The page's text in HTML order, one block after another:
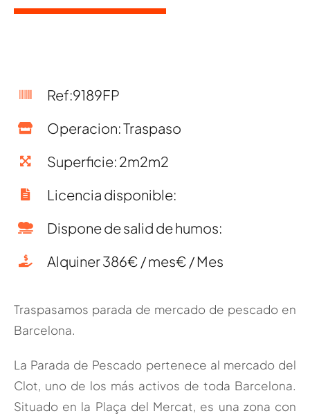
Ref:9189FP
Operacion: Traspaso
Superficie: 2m2m2
Licencia disponible:
Dispone de salid de humos:
Alquiner 386€ / mes€ / Mes
Traspasamos parada de mercado de pescado en
Barcelona.
La Parada de Pescado pertenece al mercado del
Clot, uno de los más activos de toda Barcelona.
Situado en la Plaça del Mercat, es una zona con